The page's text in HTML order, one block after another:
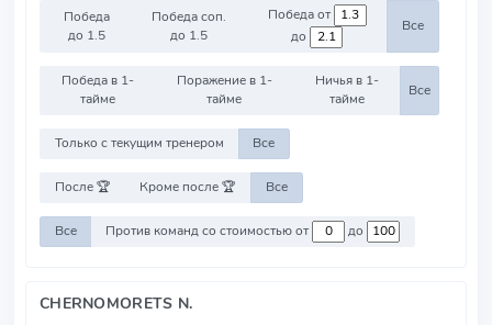
Победа
до 1.5
Победа соп.
до 1.5
Победа от
до
Все
Победа в 1-
тайме
Поражение в 1-
тайме
Ничья в 1-
тайме
Все
Только с текущим тренером Все
После 🏆 Кроме после 🏆 Все
Все Против команд со стоимостью от до
CHERNOMORETS N.